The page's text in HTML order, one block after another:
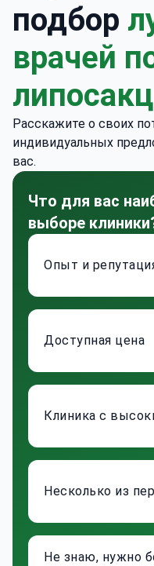
подбор
врачей
Расскажите о своих
индивидуальных
вас.
Что для вас
выборе
Опыт и
Доступная цена
Клиника с
Несколько из
Не знаю, нужно